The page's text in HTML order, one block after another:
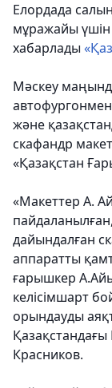
Елордада
мұражайы үшін
хабарлады
Мәскеу
және
скафандр
«Қазақстан
«Макеттер А.
дайындалған
аппаратты
ғарышкер
келісімшарт
орындауды
Қазақстандағы
Красников.